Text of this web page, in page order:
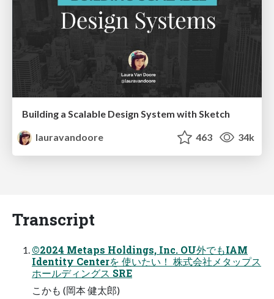
Building a Scalable Design System with Sketch
lauravandoore
463 34k
Transcript
©2024 Metaps Holdings, Inc. OU外でもIAM
Identity Centerを 使いたい！ 株式会社メタップス
ホールディングス SRE
こかも (岡本 健太郎)